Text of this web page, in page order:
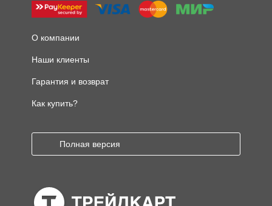
О компании
Наши клиенты
Гарантия и возврат
Как купить?
Полная версия